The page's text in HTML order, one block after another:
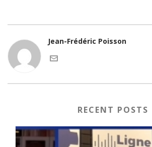
Jean-Frédéric Poisson
RECENT POSTS